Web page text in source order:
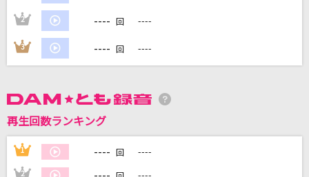
2 ---- 回 ----
3 ---- 回 ----
再生回数ランキング
1 ---- 回 ----
2 ----